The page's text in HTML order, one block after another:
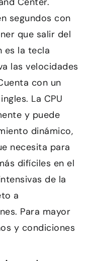
segundos con
que salir del
es la tecla
las velocidades
con un
La CPU
y puede
dinámico,
necesita para
difíciles en el
de la
a
Para mayor
y condiciones